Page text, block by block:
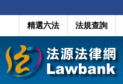
精選六法 法規查詢